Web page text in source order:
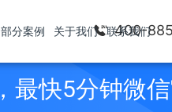
400-
部分案例 关于我们 联系我们
最快5分钟微